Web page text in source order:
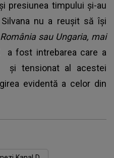
presiunea timpului și-au
nu a reușit să își
România sau Ungaria, mai
a fost intrebarea care a
și tensionat al acestei
evidentă a celor din